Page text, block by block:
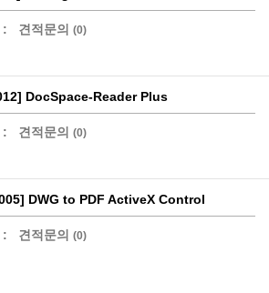
: 견적문의 (0)
DocSpace-Reader Plus
: 견적문의 (0)
DWG to PDF ActiveX Control
: 견적문의 (0)